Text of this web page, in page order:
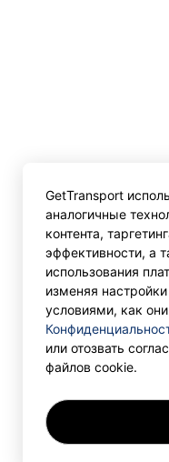
GetTransport
аналогичные
контента,
эффективности, а
использования
изменяя
условиями, как
или отозвать
файлов cookie.